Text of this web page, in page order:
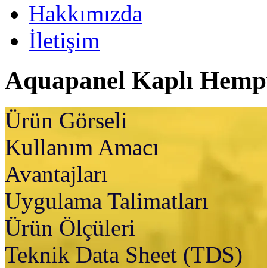
Hakkımızda
İletişim
Aquapanel Kaplı
Ürün Görseli
Kullanım Amacı
Avantajları
Uygulama Talimatları
Ürün Ölçüleri
Teknik Data Sheet (TDS)